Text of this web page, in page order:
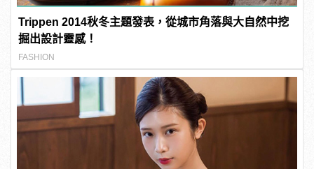
Trippen 2014秋冬主題發表，從城市角落與大自然中挖
掘出設計靈感！
FASHION